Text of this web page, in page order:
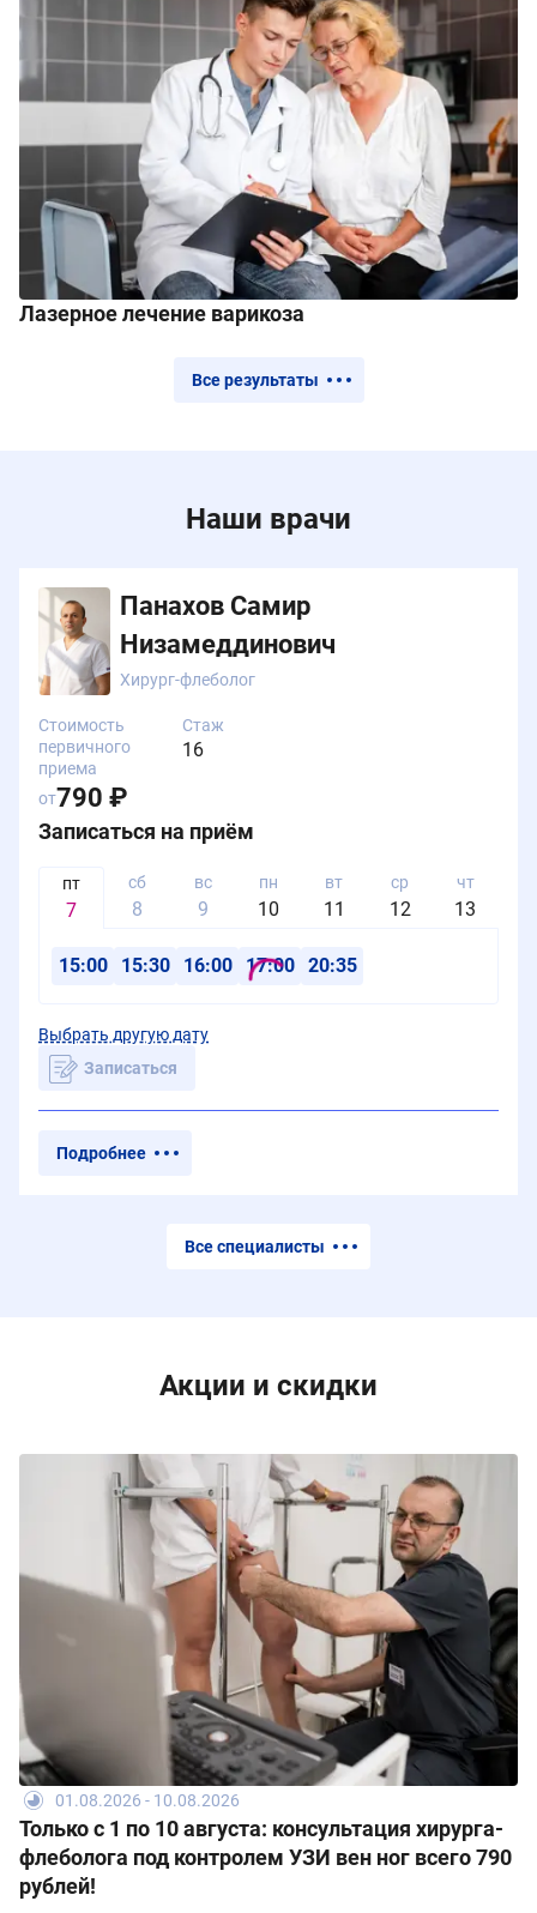
Лазерное лечение варикоза
Все результаты
Наши врачи
Панахов Самир
Низамеддинович
Хирург-флеболог
Стаж
16
Стоимость
первичного
приема
от790 ₽
Записаться на приём
пт
7
сб
8
вс
9
пн
10
вт
11
ср
12
чт
13
15:00 15:30 16:00 17:00 20:35
Выбрать другую дату
Записаться
Подробнее
Все специалисты
Акции и скидки
01.08.2026 - 10.08.2026
Только с 1 по 10 августа: консультация хирурга-
флеболога под контролем УЗИ вен ног всего 790
рублей!